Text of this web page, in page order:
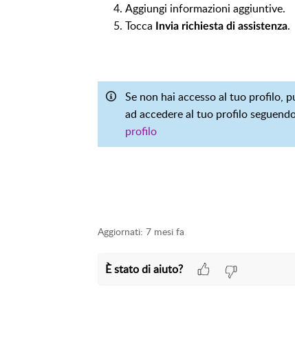
Aggiungi informazioni aggiuntive.
Tocca
Invia richiesta di assistenza.
Se non hai accesso al tuo profilo,
ad accedere al tuo profilo
profilo
Aggiornati: 7 mesi fa
È stato di aiuto?